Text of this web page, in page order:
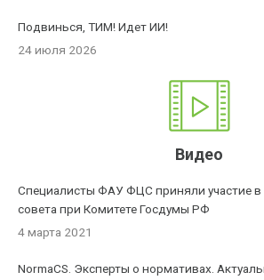
Подвинься, ТИМ! Идет ИИ!
24 июля 2026
Видео
Специалисты ФАУ ФЦС приняли участие в
совета при Комитете Госдумы РФ
4 марта 2021
NormaCS. Эксперты о нормативах.